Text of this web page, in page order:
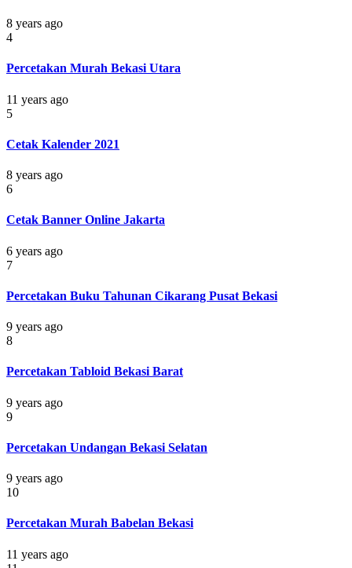
8 years ago
4
Percetakan Murah Bekasi Utara
11 years ago
5
Cetak Kalender 2021
8 years ago
6
Cetak Banner Online Jakarta
6 years ago
7
Percetakan Buku Tahunan Cikarang Pusat Bekasi
9 years ago
8
Percetakan Tabloid Bekasi Barat
9 years ago
9
Percetakan Undangan Bekasi Selatan
9 years ago
10
Percetakan Murah Babelan Bekasi
11 years ago